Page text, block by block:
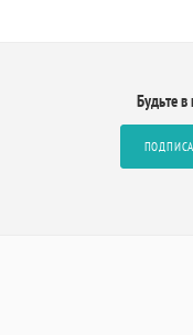
Будьте